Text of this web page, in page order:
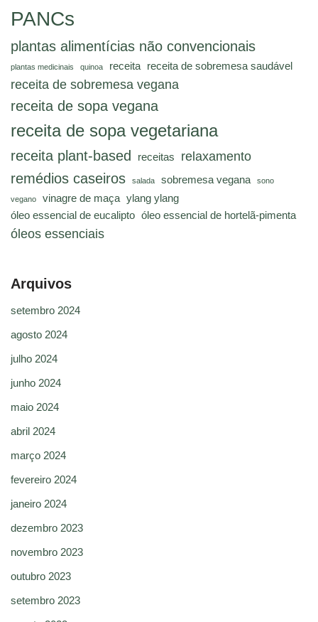
PANCs
plantas alimentícias não convencionais
plantas medicinais quinoa receita receita de sobremesa saudável
receita de sobremesa vegana
receita de sopa vegana
receita de sopa vegetariana
receita plant-based receitas relaxamento
remédios caseiros salada sobremesa vegana sono
vegano vinagre de maça ylang ylang
óleo essencial de eucalipto óleo essencial de hortelã-pimenta
óleos essenciais
Arquivos
setembro 2024
agosto 2024
julho 2024
junho 2024
maio 2024
abril 2024
março 2024
fevereiro 2024
janeiro 2024
dezembro 2023
novembro 2023
outubro 2023
setembro 2023